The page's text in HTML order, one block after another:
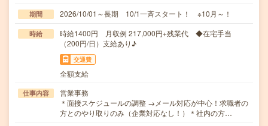
期間 2026/10/01～長期 10/1一斉スタート！ ※10月～！
時給
時給1400円 月収例 217,000円+残業代 ◆在宅手当
（200円/日）支給あり♪
交通費
全額支給
仕事内容
営業事務
＊面接スケジュールの調整 →メール対応が中心！求職者の
方とのやり取りのみ（企業対応なし！）＊社内の方…